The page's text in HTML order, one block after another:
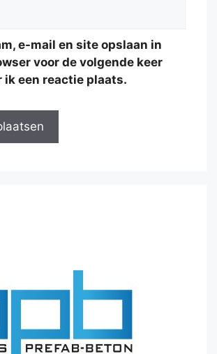
e-mail en site opslaan in
voor de volgende keer
ik een reactie plaats.